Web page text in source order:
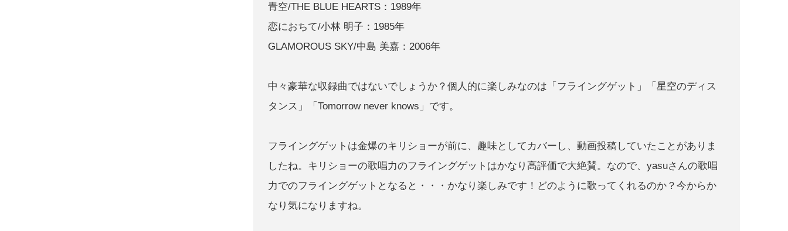
青空/THE BLUE HEARTS：1989年
恋におちて/小林 明子：1985年
GLAMOROUS SKY/中島 美嘉：2006年
中々豪華な収録曲ではないでしょうか？個人的に楽しみなのは「フライングゲット」「星空のディス
タンス」「Tomorrow never knows」です。
フライングゲットは金爆のキリショーが前に、趣味としてカバーし、動画投稿していたことがありま
したね。キリショーの歌唱力のフライングゲットはかなり高評価で大絶賛。なので、yasuさんの歌唱
力でのフライングゲットとなると・・・かなり楽しみです！どのように歌ってくれるのか？今からか
なり気になりますね。